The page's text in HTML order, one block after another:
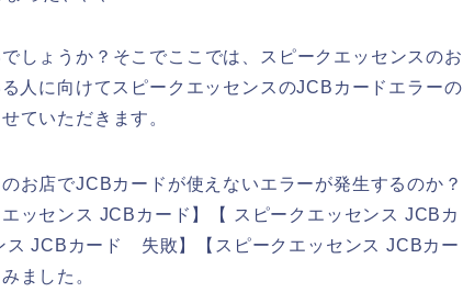
しょうか？そこでここでは、スピークエッセンスのお
人に向けてスピークエッセンスのJCBカードエラーの
ていただきます。
お店でJCBカードが使えないエラーが発生するのか？
ッセンス JCBカード】【 スピークエッセンス JCBカ
JCBカード 失敗】【スピークエッセンス JCBカー
ました。